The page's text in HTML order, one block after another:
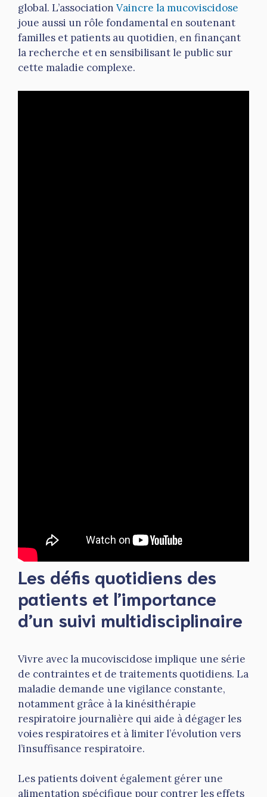
global. L’association Vaincre la mucoviscidose
joue aussi un rôle fondamental en soutenant
familles et patients au quotidien, en finançant
la recherche et en sensibilisant le public sur
cette maladie complexe.
Les défis quotidiens des
patients et l’importance
d’un suivi multidisciplinaire
Vivre avec la mucoviscidose implique une série
de contraintes et de traitements quotidiens. La
maladie demande une vigilance constante,
notamment grâce à la kinésithérapie
respiratoire journalière qui aide à dégager les
voies respiratoires et à limiter l’évolution vers
l’insuffisance respiratoire.
Les patients doivent également gérer une
alimentation spécifique pour contrer les effets